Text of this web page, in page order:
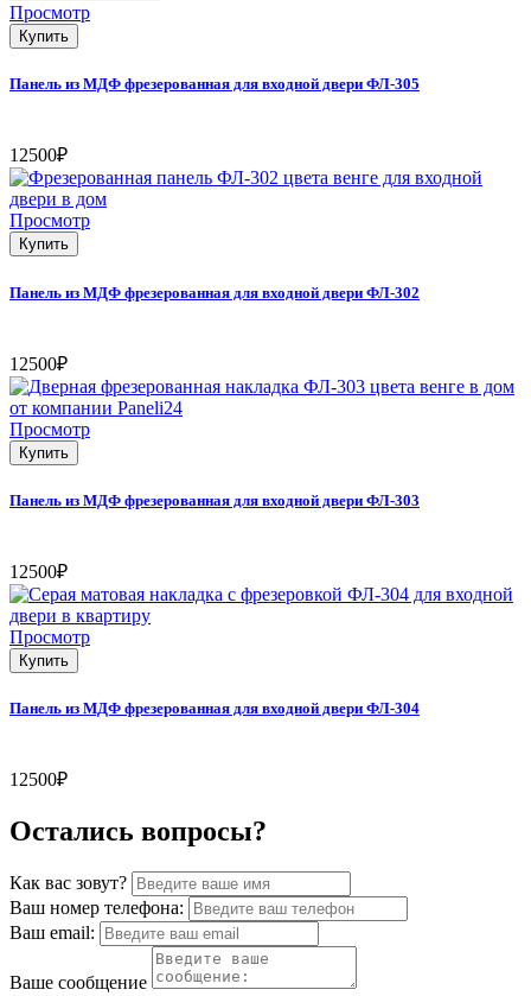
Просмотр
Купить
Панель из МДФ фрезерованная для входной двери ФЛ-305
12500₽
Просмотр
Купить
Панель из МДФ фрезерованная для входной двери ФЛ-302
12500₽
Просмотр
Купить
Панель из МДФ фрезерованная для входной двери ФЛ-303
12500₽
Просмотр
Купить
Панель из МДФ фрезерованная для входной двери ФЛ-304
12500₽
Остались вопросы?
Как вас зовут?
Ваш номер телефона:
Ваш email:
Ваше сообщение